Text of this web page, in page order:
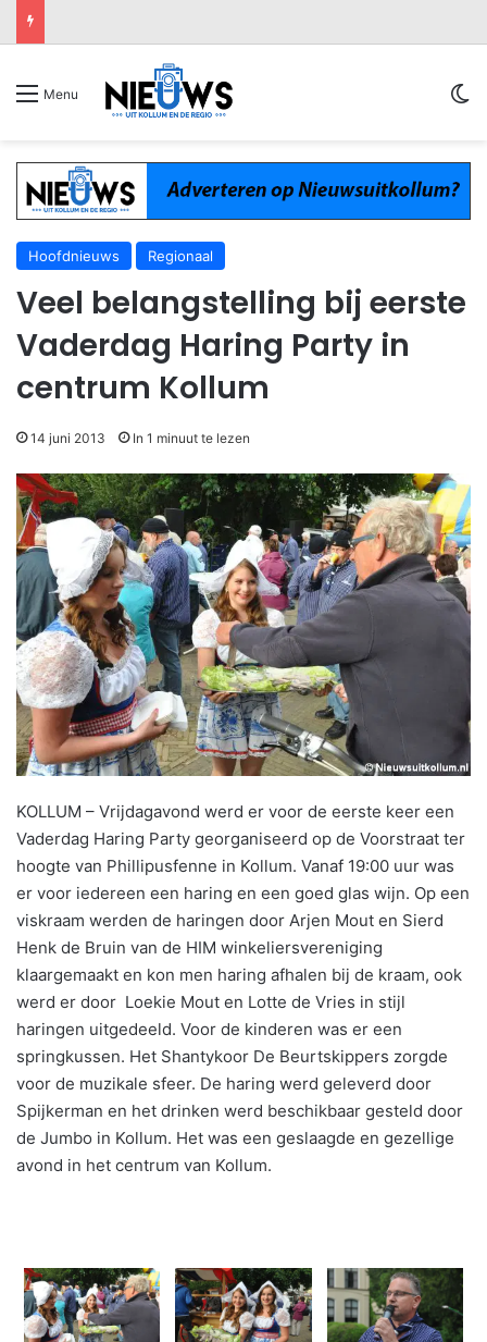
Menu
Hoofdnieuws Regionaal
Veel belangstelling bij eerste
Vaderdag Haring Party in
centrum Kollum
14 juni 2013 In 1 minuut te lezen
KOLLUM – Vrijdagavond werd er voor de eerste keer een
Vaderdag Haring Party georganiseerd op de Voorstraat ter
hoogte van Phillipusfenne in Kollum. Vanaf 19:00 uur was
er voor iedereen een haring en een goed glas wijn. Op een
viskraam werden de haringen door Arjen Mout en Sierd
Henk de Bruin van de HIM winkeliersvereniging
klaargemaakt en kon men haring afhalen bij de kraam, ook
werd er door Loekie Mout en Lotte de Vries in stijl
haringen uitgedeeld. Voor de kinderen was er een
springkussen. Het Shantykoor De Beurtskippers zorgde
voor de muzikale sfeer. De haring werd geleverd door
Spijkerman en het drinken werd beschikbaar gesteld door
de Jumbo in Kollum. Het was een geslaagde en gezellige
avond in het centrum van Kollum.